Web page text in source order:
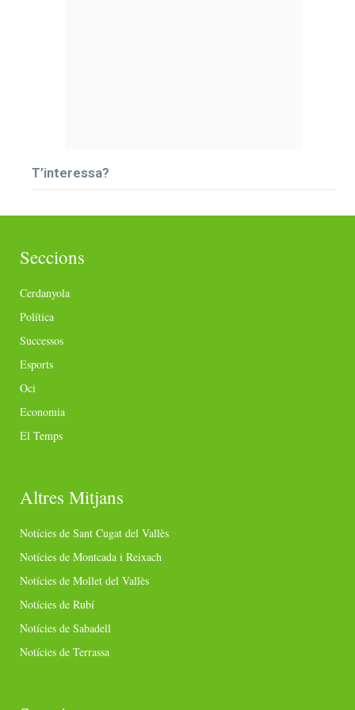
T’interessa?
Seccions
Cerdanyola
Política
Successos
Esports
Oci
Economia
El Temps
Altres Mitjans
Notícies de Sant Cugat del Vallès
Notícies de Montcada i Reixach
Notícies de Mollet del Vallès
Notícies de Rubí
Notícies de Sabadell
Notícies de Terrassa